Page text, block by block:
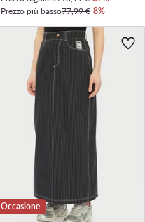
Prezzo più basso77,99 €-8%
Occasione